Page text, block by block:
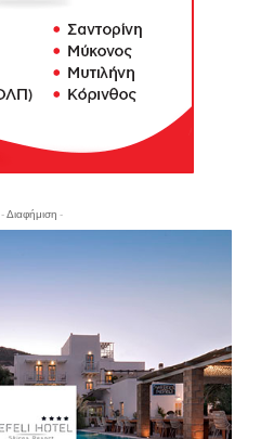
- Διαφήμιση -